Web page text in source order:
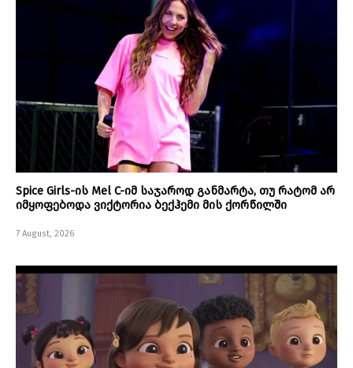
Spice Girls-ის Mel C-იმ საჯაროდ განმარტა, თუ რატომ არ
იმყოფებოდა ვიქტორია ბექჰემი მის ქორწილში
7 August, 2026